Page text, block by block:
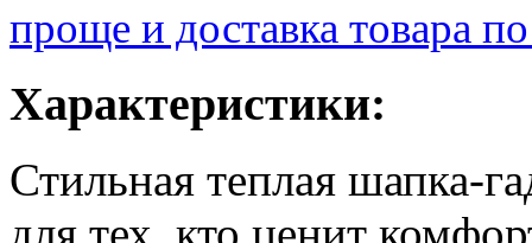
проще и доставка товара
Характеристики:
Стильная теплая шапка-